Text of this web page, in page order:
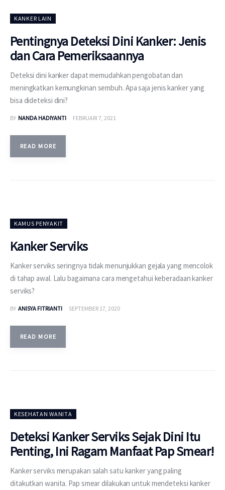
KANKER LAIN
Pentingnya Deteksi Dini Kanker: Jenis
dan Cara Pemeriksaannya
Deteksi dini kanker dapat memudahkan pengobatan dan
meningkatkan kemungkinan sembuh. Apa saja jenis kanker yang
bisa dideteksi dini?
BY NANDA HADIYANTI FEBRUARI 7, 2021
READ MORE
KAMUS PENYAKIT
Kanker Serviks
Kanker serviks seringnya tidak menunjukkan gejala yang mencolok
di tahap awal. Lalu bagaimana cara mengetahui keberadaan kanker
serviks?
BY ANISYA FITRIANTI SEPTEMBER 17, 2020
READ MORE
KESEHATAN WANITA
Deteksi Kanker Serviks Sejak Dini Itu
Penting, Ini Ragam Manfaat Pap Smear!
Kanker serviks merupakan salah satu kanker yang paling
ditakutkan wanita. Pap smear dilakukan untuk mendeteksi kanker